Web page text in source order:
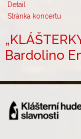
Detail
Stránka koncertu
Bardolino